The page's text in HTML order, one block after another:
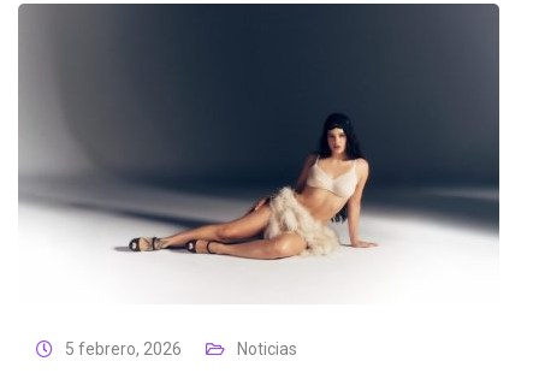
5 febrero, 2026 Noticias